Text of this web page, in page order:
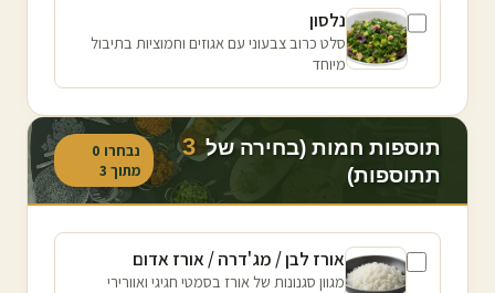
נלסון
סלט כרוב צבעוני עם אגוזים וחמוציות בתיבול
מיוחד
תוספות חמות (בחירה של 3
תתוספות)
נבחרו 0
מתוך 3
אורז לבן / מג'דרה / אורז אדום
מגוון סגנונות של אורז בסמטי חגיגי ואוורירי